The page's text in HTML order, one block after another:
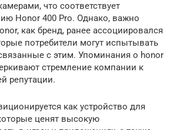
что соответствует
Honor 400 Pro. Однако, важно
как бренд, ранее ассоциировался
потребители могут испытывать
с этим. Упоминания о honor
стремление компании к
репутации.
как устройство для
ценят высокую